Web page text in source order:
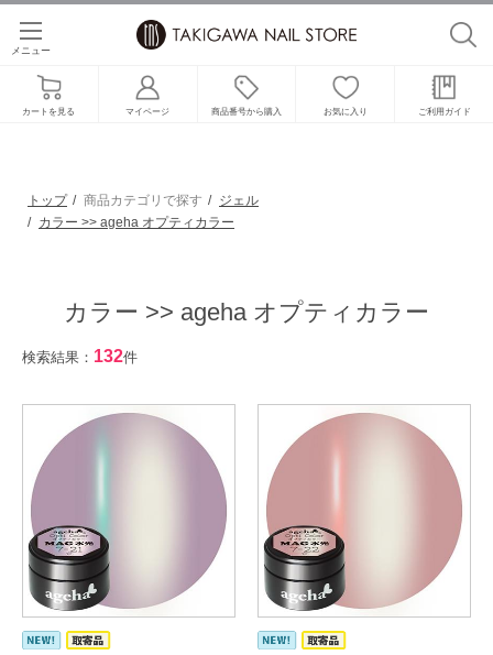
カートを見る マイページ 商品番号から購入 お気に入り ご利用ガイド
メニュー
トップ 商品カテゴリで探す
ジェル
カラー >> ageha オプティカラー
カラー >> ageha オプティカラー
検索結果： 132件